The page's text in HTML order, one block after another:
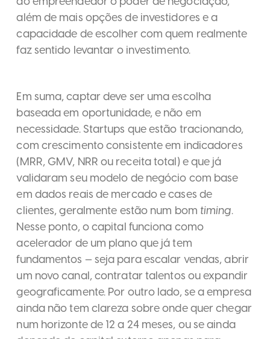
além de mais opções de investidores e a
capacidade de escolher com quem realmente
faz sentido levantar o investimento.
Em suma, captar deve ser uma escolha
baseada em oportunidade, e não em
necessidade. Startups que estão tracionando,
com crescimento consistente em indicadores
(MRR, GMV, NRR ou receita total) e que já
validaram seu modelo de negócio com base
em dados reais de mercado e cases de
clientes, geralmente estão num bom timing.
Nesse ponto, o capital funciona como
acelerador de um plano que já tem
fundamentos — seja para escalar vendas, abrir
um novo canal, contratar talentos ou expandir
geograficamente. Por outro lado, se a empresa
ainda não tem clareza sobre onde quer chegar
num horizonte de 12 a 24 meses, ou se ainda